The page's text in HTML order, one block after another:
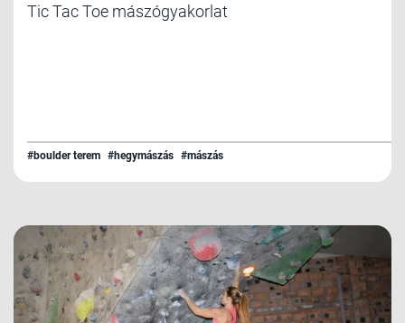
Tic Tac Toe mászógyakorlat
#boulder terem #hegymászás #mászás